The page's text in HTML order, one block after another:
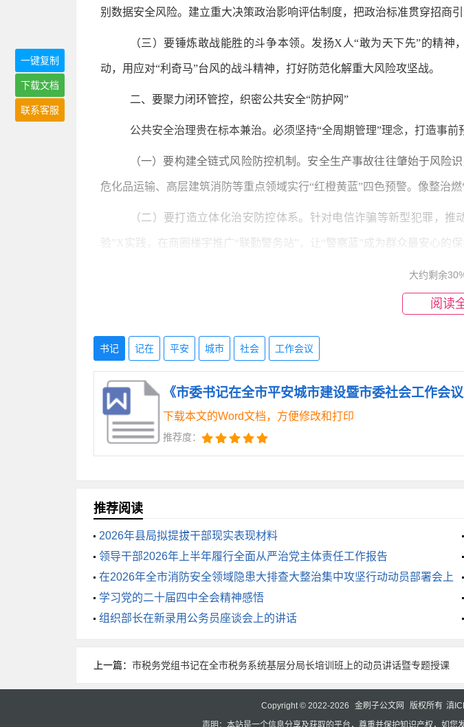
别数据安全风险。建立重大决策政治影响评估制度，把政治标准贯穿招商引
（三）要锤炼敢战能胜的斗争本领。发扬X人“敢为天下先”的精
动，用应对“利奇马”台风的战斗精神，打好防范化解重大风险攻坚战。
二、要聚力闭环管控，织密公共安全“防护网”
公共安全治理贵在标本兼治。必须坚持“全周期管理”理念，打造事前
（一）要构建全链式风险防控机制。安全生产事故往往肇始于风险
危化品运输、高层建筑消防等重点领域实行“红橙黄蓝”四色预警。像整治
（二）要打造立体化治安防控体系。针对电信诈骗等新型犯罪，
验”X实践，在商圈楼宇推广“联勤警务站”，让“警察蓝”成为群众最安心的保
（三）要完善实战化应急处突网络。防灾减灾救灾能力体现城市韧
布式储存、智能化调配”。基层社区要开展“平安细胞”创建，让每个微型消
基层基础是平安建设的根系所在。必须坚持和发展新时代“枫桥经验”
（一）要深化信访法治化改革。信访是送上门来的群众工作。要推
迁、劳资纠纷等领域推行“调解优先”程序。像解决历史遗留问题那样，把“
（三）要构建协同化共治格局。平安建设需要共建共治共享。要深
织嵌入应急响应体系。实施“新居民融合工程”，让300万新X人在参与社区
同志们，瓯江潮涌千帆竞，平安护航正当时。让我们以“二十年再出
大约剩余
阅读
书记 记在 平安 城市 社会 工作会议
《市委书记在全市平安城市建设暨市委社会工作会
下载本文的Word文档，方便修改和打印
推荐度：
推荐阅读
2026年县局拟提拔干部现实表现材料
领导干部2026年上半年履行全面从严治党主体责任工作报告
在2026年全市消防安全领域隐患大排查大整治集中攻坚行动动员部署会上
的讲话
学习党的二十届四中全会精神感悟
组织部长在新录用公务员座谈会上的讲话
上一篇： 市税务党组书记在全市税务系统基层分局长培训班上的动员讲话暨专题授课
一键复制
下载文档
联系客服
Copyright © 2022-2026 金刷子公文网 版权所有 滇
声明：本站是一个信息分享及获取的平台，尊重并保护知识产权，如您